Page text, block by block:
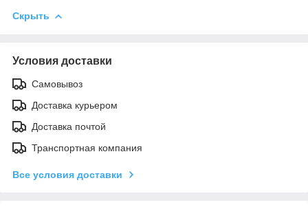
Скрыть
Условия доставки
Самовывоз
Доставка курьером
Доставка почтой
Транспортная компания
Все условия доставки